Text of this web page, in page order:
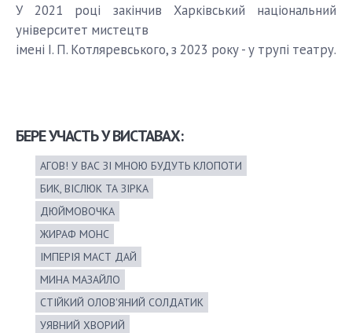
У 2021 році закінчив Харківський національний
університет мистецтв
імені І. П. Котляревського, з 2023 року - у трупі театру.
БЕРЕ УЧАСТЬ У ВИСТАВАХ:
АГОВ! У ВАС ЗІ МНОЮ БУДУТЬ КЛОПОТИ
БИК, ВІСЛЮК ТА ЗІРКА
ДЮЙМОВОЧКА
ЖИРАФ МОНС
ІМПЕРІЯ МАСТ ДАЙ
МИНА МАЗАЙЛО
СТІЙКИЙ ОЛОВ'ЯНИЙ СОЛДАТИК
УЯВНИЙ ХВОРИЙ